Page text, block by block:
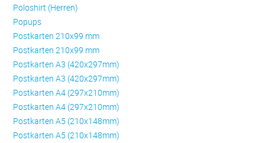
Poloshirt (Herren)
Popups
Postkarten 210x99 mm
Postkarten 210x99 mm
Postkarten A3 (420x297mm)
Postkarten A3 (420x297mm)
Postkarten A4 (297x210mm)
Postkarten A4 (297x210mm)
Postkarten A5 (210x148mm)
Postkarten A5 (210x148mm)